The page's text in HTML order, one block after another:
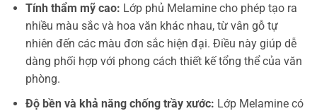
Tính thẩm mỹ cao: Lớp phủ Melamine cho phép tạo ra
nhiều màu sắc và hoa văn khác nhau, từ vân gỗ tự
nhiên đến các màu đơn sắc hiện đại. Điều này giúp dễ
dàng phối hợp với phong cách thiết kế tổng thể của văn
phòng.
Độ bền và khả năng chống trầy xước: Lớp Melamine có